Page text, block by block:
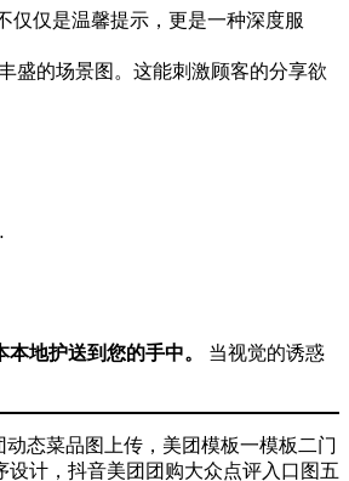
仅仅是温馨提示，更是一种深度服
盛的场景图。这能刺激顾客的分享欲
地护送到您的手中。
​ 当视觉的诱惑
态菜品图上传，美团模板一模板二门
计，抖音美团团购大众点评入口图五